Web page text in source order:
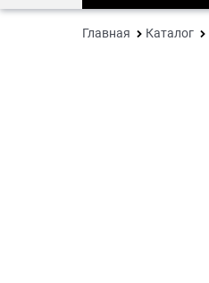
Главная Каталог